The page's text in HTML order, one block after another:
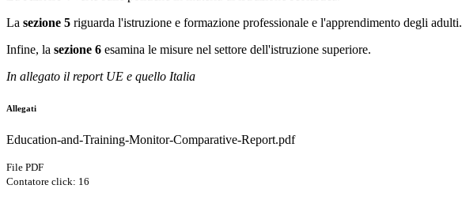
La sezione 5 riguarda l'istruzione e formazione professionale e l'apprendimento degli adulti.
Infine, la sezione 6 esamina le misure nel settore dell'istruzione superiore.
In allegato il report UE e quello Italia
Allegati
Education-and-Training-Monitor-Comparative-Report.pdf
File PDF
Contatore click: 16